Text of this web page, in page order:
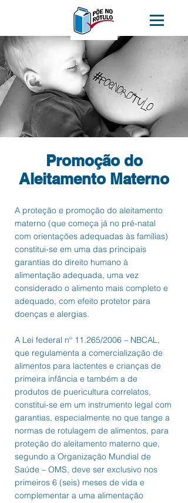
Promoção do
Aleitamento Materno
​A proteção e promoção do aleitamento
materno (que começa já no pré-natal
com orientações adequadas às famílias)
constitui-se em uma das principais
garantias do direito humano à
alimentação adequada, uma vez
considerado o alimento mais completo e
adequado, com efeito protetor para
doenças e alergias.
A Lei federal nº 11.265/2006 – NBCAL,
que regulamenta a comercialização de
alimentos para lactentes e crianças de
primeira infância e também a de
produtos de puericultura correlatos,
constitui-se em um instrumento legal com
garantias, especialmente no que tange a
normas de rotulagem de alimentos, para
proteção do aleitamento materno que,
segundo a Organização Mundial de
Saúde – OMS, deve ser exclusivo nos
primeiros 6 (seis) meses de vida e
complementar a uma alimentação